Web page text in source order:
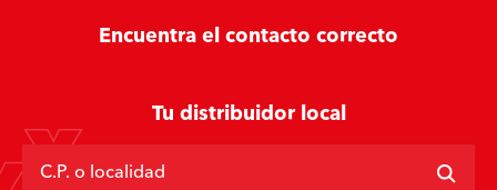
Encuentra el contacto correcto
Tu distribuidor local
C.P. o localidad